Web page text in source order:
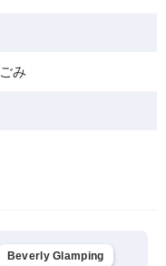
み
Beverly Glamping